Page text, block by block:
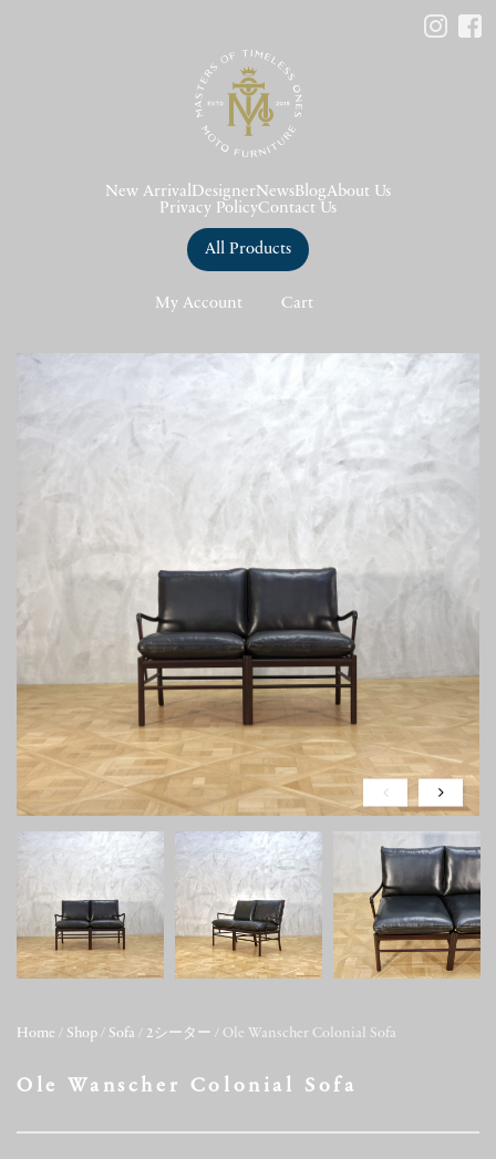
New Arrival DesignerNews BlogAbout Us
Privacy PolicyContact Us
All Products
My Account Cart
Home / Shop / Sofa / 2シーター / Ole Wanscher Colonial Sofa
Ole Wanscher Colonial Sofa